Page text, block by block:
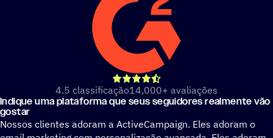
4.5 classificaçãode 5 estrelas
14,000+ avaliações
Indique uma plataforma que seus seguidores realmente vão
gostar
Nossos clientes adoram a ActiveCampaign. Eles adoram o